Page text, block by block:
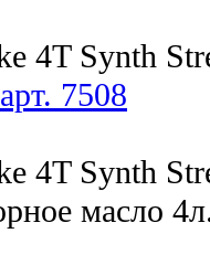
4T Synth
арт. 7508
4T Synth
масло